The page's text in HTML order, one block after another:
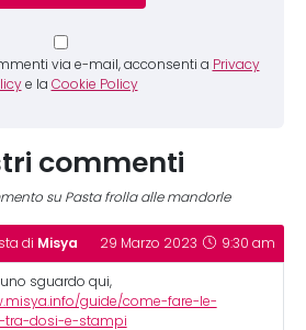
via e-mail, acconsenti a Privacy
e la Cookie Policy
commenti
su Pasta frolla alle mandorle
di Misya 29 Marzo 2023 9:30 am
sguardo qui,
guide/come-fare-le-
tra-dosi-e-stampi